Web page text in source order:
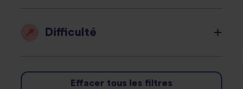
Difficulté
Effacer tous les filtres